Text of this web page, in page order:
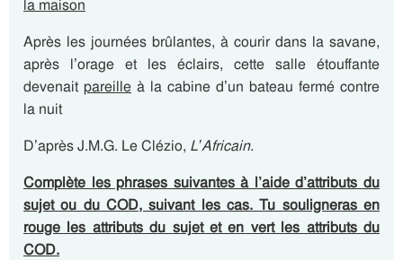
la maison
Après les journées brûlantes, à courir dans la savane,
après l’orage et les éclairs, cette salle étouffante
devenait pareille à la cabine d’un bateau fermé contre
la nuit
D’après J.M.G. Le Clézio, L’Africain.
Complète les phrases suivantes à l’aide d’attributs du
sujet ou du COD, suivant les cas. Tu souligneras en
rouge les attributs du sujet et en vert les attributs du
COD.